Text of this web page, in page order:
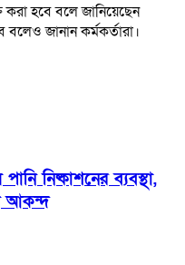
হবে বলে জানিয়েছেন
জানান কর্মকর্তারা।
নিষ্কাশনের ব্যবস্থা,
আকন্দ